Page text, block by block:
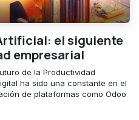
el siguiente
empresarial
de la Productividad
ha sido una constante en el
de plataformas como Odoo